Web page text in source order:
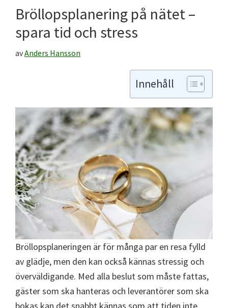
Bröllopsplanering på nätet –
spara tid och stress
avAnders Hansson
Innehåll
Bröllopsplaneringen är för många par en resa fylld
av glädje, men den kan också kännas stressig och
överväldigande. Med alla beslut som måste fattas,
gäster som ska hanteras och leverantörer som ska